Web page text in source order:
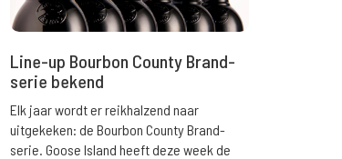
Line-up Bourbon County Brand-
serie bekend
Elk jaar wordt er reikhalzend naar
uitgekeken: de Bourbon County Brand-
serie. Goose Island heeft deze week de